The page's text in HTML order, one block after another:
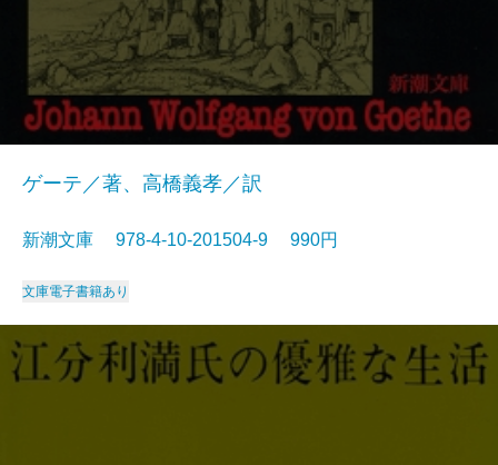
ゲーテ／著、高橋義孝／訳
新潮文庫 978-4-10-201504-9 990円
文庫電子書籍あり